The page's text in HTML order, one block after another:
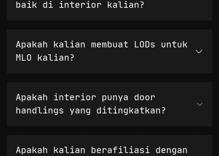
baik di interior kalian?
Apakah kalian membuat LODs untuk
MLO kalian?
Apakah interior punya door
handlings yang ditingkatkan?
Apakah kalian berafiliasi dengan